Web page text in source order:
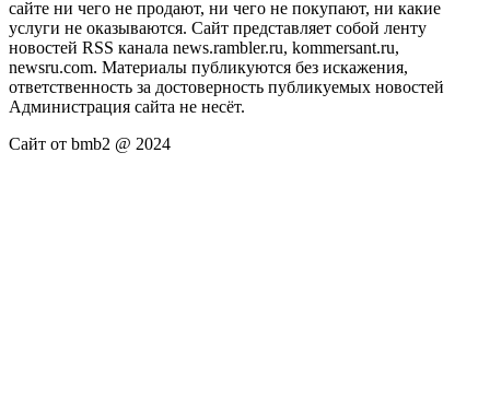
сайте ни чего не продают, ни чего не покупают, ни какие
услуги не оказываются. Сайт представляет собой ленту
новостей RSS канала news.rambler.ru, kommersant.ru,
newsru.com. Материалы публикуются без искажения,
ответственность за достоверность публикуемых новостей
Администрация сайта не несёт.
Сайт от bmb2 @ 2024